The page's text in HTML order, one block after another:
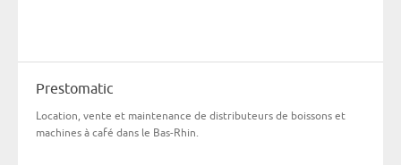
Prestomatic
Location, vente et maintenance de distributeurs de boissons et
machines à café dans le Bas-Rhin.